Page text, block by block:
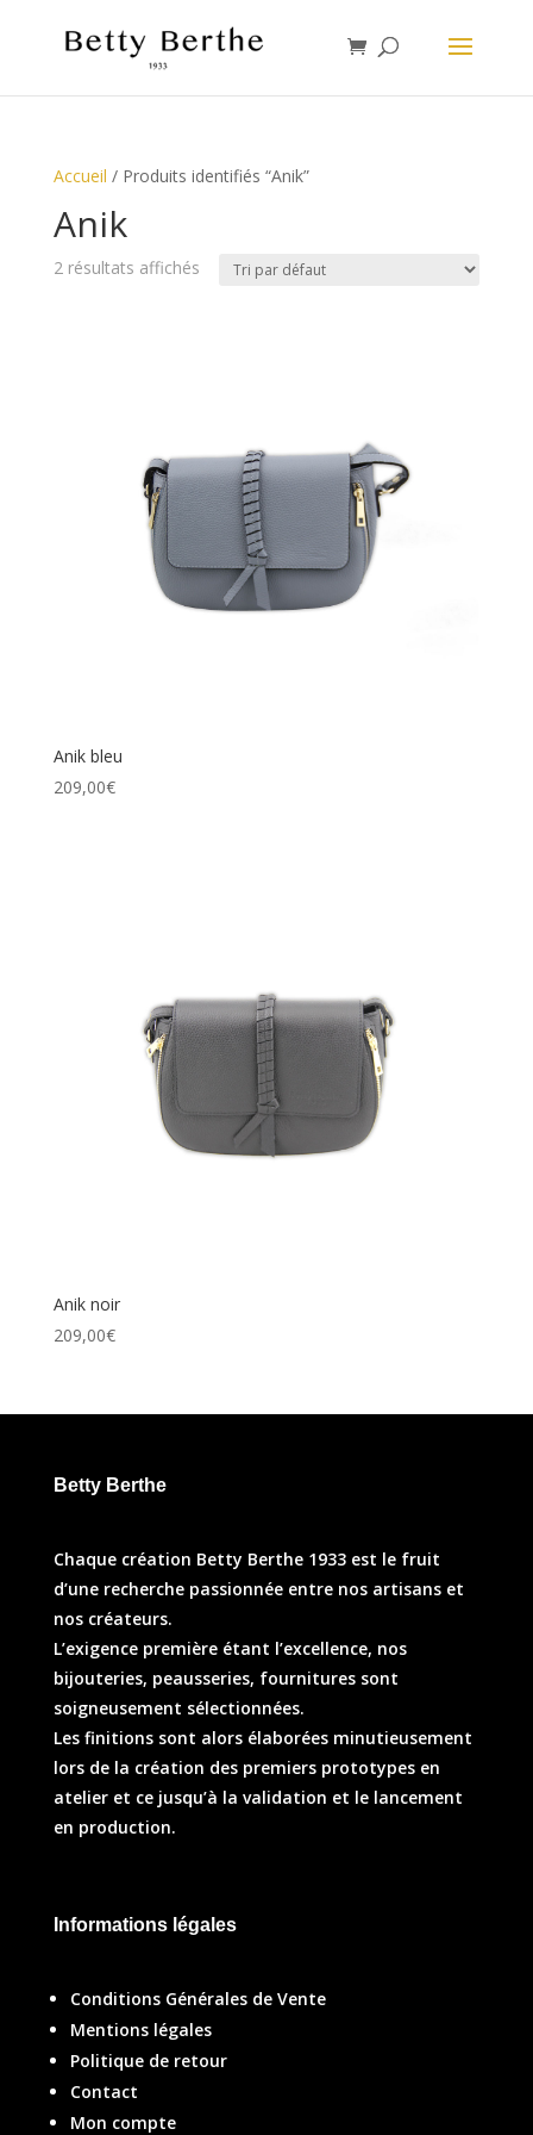
Accueil / Produits identifiés “Anik”
Anik
2 résultats affichés
Anik bleu
209,00€
Anik noir
209,00€
Betty Berthe
Chaque création Betty Berthe 1933 est le fruit
d’une recherche passionnée entre nos artisans et
nos créateurs.
L’exigence première étant l’excellence, nos
bijouteries, peausseries, fournitures sont
soigneusement sélectionnées.
Les finitions sont alors élaborées minutieusement
lors de la création des premiers prototypes en
atelier et ce jusqu’à la validation et le lancement
en production.
Informations légales
Conditions Générales de Vente
Mentions légales
Politique de retour
Contact
Mon compte